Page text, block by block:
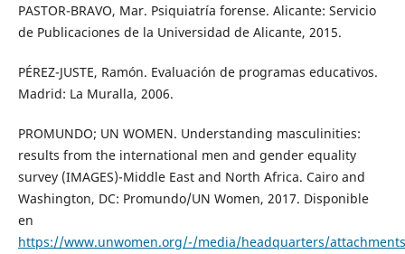
PASTOR-BRAVO, Mar. Psiquiatría forense. Alicante: Servicio
de Publicaciones de la Universidad de Alicante, 2015.
PÉREZ-JUSTE, Ramón. Evaluación de programas educativos.
Madrid: La Muralla, 2006.
PROMUNDO; UN WOMEN. Understanding masculinities:
results from the international men and gender equality
survey (IMAGES)-Middle East and North Africa. Cairo and
Washington, DC: Promundo/UN Women, 2017. Disponible
en
https://www.unwomen.org/-/media/headquarters/